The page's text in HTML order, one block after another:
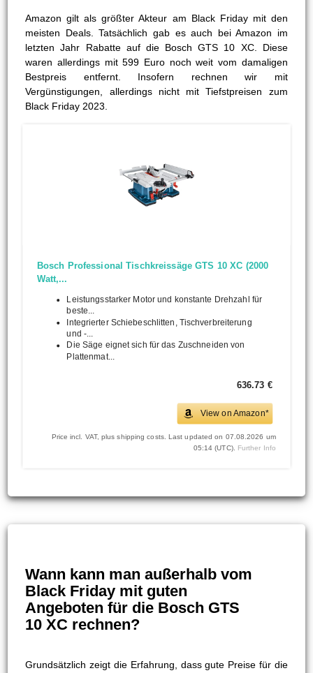
Amazon gilt als größter Akteur am Black Friday mit den
meisten Deals. Tatsächlich gab es auch bei Amazon im
letzten Jahr Rabatte auf die Bosch GTS 10 XC. Diese
waren allerdings mit 599 Euro noch weit vom damaligen
Bestpreis entfernt. Insofern rechnen wir mit
Vergünstigungen, allerdings nicht mit Tiefstpreisen zum
Black Friday 2023.
Bosch Professional Tischkreissäge GTS 10 XC (2000
Watt,...
Leistungsstarker Motor und konstante Drehzahl für
beste...
Integrierter Schiebeschlitten, Tischverbreiterung
und -...
Die Säge eignet sich für das Zuschneiden von
Plattenmat...
636.73 €
View on Amazon*
Price incl. VAT, plus shipping costs. Last updated on 07.08.2026 um
05:14 (UTC). Further Info
Wann kann man außerhalb vom
Black Friday mit guten
Angeboten für die Bosch GTS
10 XC rechnen?
Grundsätzlich zeigt die Erfahrung, dass gute Preise für die